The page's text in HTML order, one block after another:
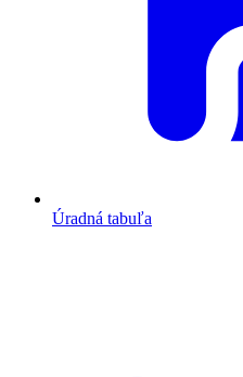
Úradná tabuľa